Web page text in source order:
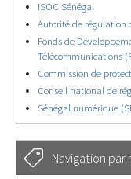
ISOC Sénégal
Autorité de régulation
Fonds de
Télécommunications
Commission de
Conseil national de
Sénégal numérique
Navigation par